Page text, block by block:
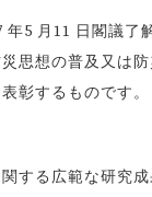
5 月11 日閣議
思想の普及又は
彰するものです。
する広範な研究